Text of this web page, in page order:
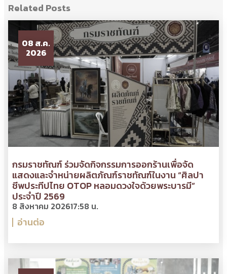
Related Posts
08 ส.ค.
2026
กรมราชทัณฑ์ ร่วมจัดกิจกรรมการออกร้านเพื่อจัด
แสดงและจำหน่ายผลิตภัณฑ์ราชทัณฑ์ในงาน “ศิลปา
ชีพประทีปไทย OTOP หลอมดวงใจด้วยพระบารมี”
ประจำปี 2569
8 สิงหาคม 202617:58 น.
อ่านต่อ